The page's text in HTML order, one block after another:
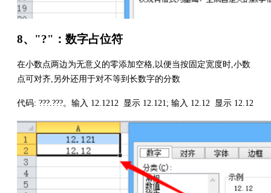
8、"?"：数字占位符
在小数点两边为无意义的零添加空格,以便当按固定宽度时,小数
点可对齐,另外还用于对不等到长数字的分数
代码: ???.???。输入 12.1212 显示 12.121; 输入 12.12 显示 12.12